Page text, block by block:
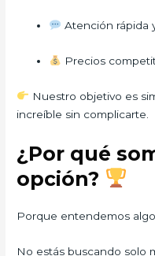
Atención rápida
Precios
Nuestro objetivo es
increíble sin complicarte.
¿Por qué
opción?
Porque entendemos
No estás buscando solo